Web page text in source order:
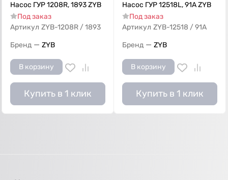
Насос ГУР 1208R, 1893 ZYB
Под заказ
Артикул ZYB-1208R / 1893
Бренд — ZYB
В корзину
Купить в 1 клик
Насос ГУР 12518L, 91А ZYB
Под заказ
Артикул ZYB-12518 / 91А
Бренд — ZYB
В корзину
Купить в 1 клик